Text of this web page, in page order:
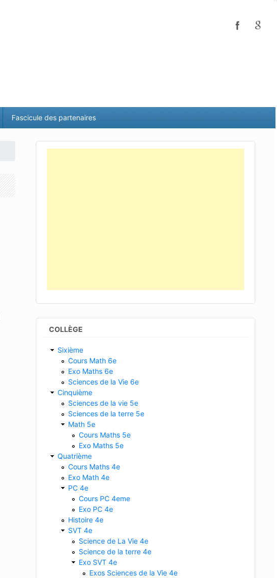
Fascicule des partenaires
COLLÈGE
Sixième
Cours Math 6e
Exo Maths 6e
Sciences de la Vie 6e
Cinquième
Sciences de la vie 5e
Sciences de la terre 5e
Math 5e
Cours Maths 5e
Exo Maths 5e
Quatrième
Cours Maths 4e
Exo Math 4e
PC 4e
Cours PC 4eme
Exo PC 4e
Histoire 4e
SVT 4e
Science de La Vie 4e
Science de la terre 4e
Exo SVT 4e
Exos Sciences de la Vie 4e